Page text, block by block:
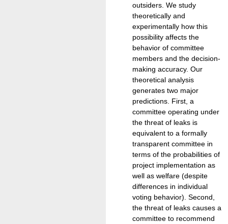
outsiders. We study
theoretically and
experimentally how this
possibility affects the
behavior of committee
members and the decision-
making accuracy. Our
theoretical analysis
generates two major
predictions. First, a
committee operating under
the threat of leaks is
equivalent to a formally
transparent committee in
terms of the probabilities of
project implementation as
well as welfare (despite
differences in individual
voting behavior). Second,
the threat of leaks causes a
committee to recommend